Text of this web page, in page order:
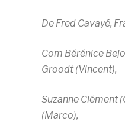
De Fred Cavayé,
Com Bérénice
Groodt (Vincent),
Suzanne Clément
(Marco),